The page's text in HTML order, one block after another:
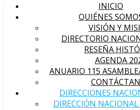
INICIO
QUIÉNES
VISIÓN Y
DIRECTORIO
RESEÑA
AGENDA
ANUARIO 115
DIRECCIONES
DIRECCIÓN